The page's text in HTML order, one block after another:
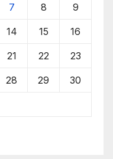
7 8 9
14 15 16
21 22 23
28 29 30